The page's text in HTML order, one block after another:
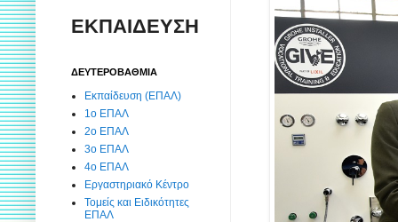
ΕΚΠΑΙΔΕΥΣΗ
ΔΕΥΤΕΡΟΒΑΘΜΙΑ
Εκπαίδευση (ΕΠΑΛ)
1ο ΕΠΑΛ
2ο ΕΠΑΛ
3ο ΕΠΑΛ
4ο ΕΠΑΛ
Εργαστηριακό Κέντρο
Τομείς και Ειδικότητες
ΕΠΑΛ